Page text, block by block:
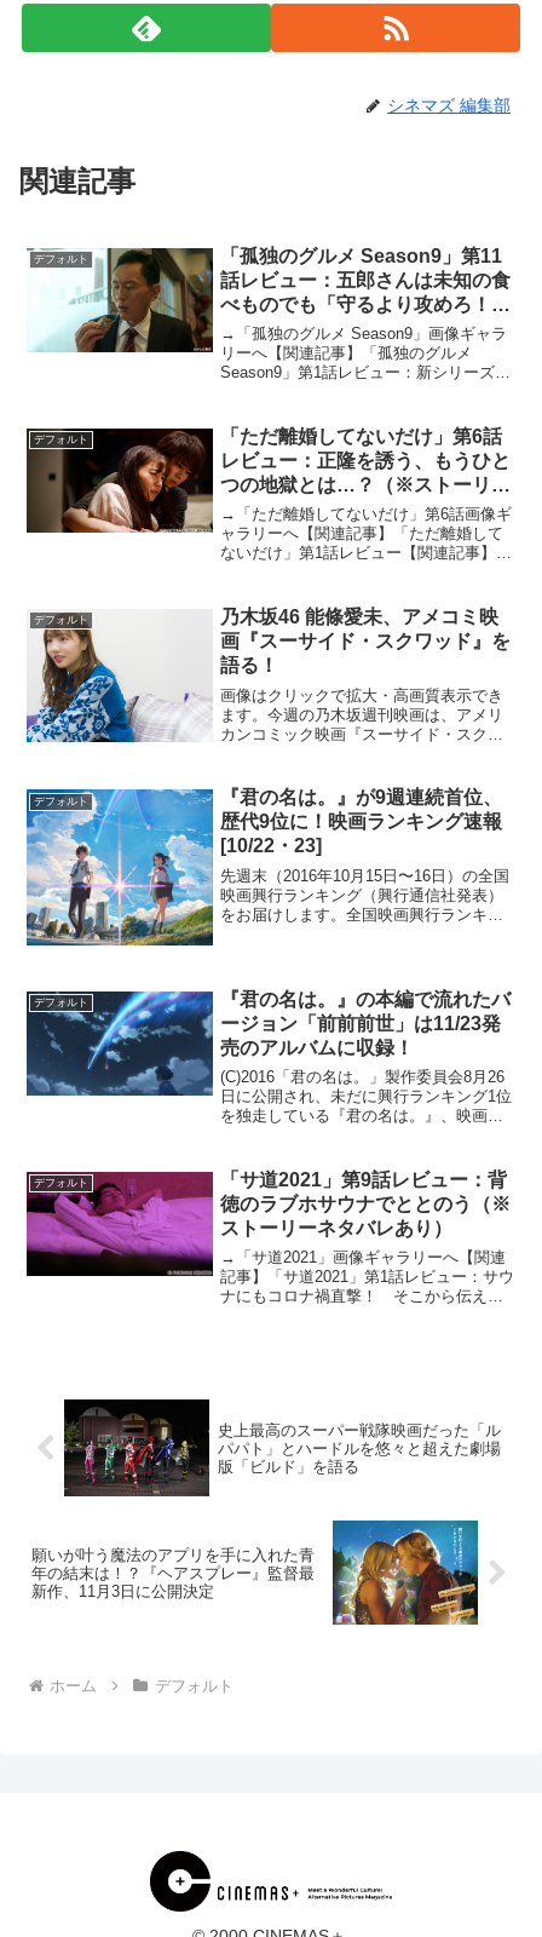
シネマズ 編集部
関連記事
デフォルト
「孤独のグルメ Season9」第11
話レビュー：五郎さんは未知の食
べものでも「守るより攻めろ！」
（※ストーリーネタバレあり）
→「孤独のグルメ Season9」画像ギャラ
リーへ【関連記事】「孤独のグルメ
Season9」第1話レビュー：新シリーズ開
ルメ Season9」第2話レビュー：まさか
の...
デフォルト
「ただ離婚してないだけ」第6話
レビュー：正隆を誘う、もうひと
つの地獄とは…？（※ストーリー
ネタバレあり）
→「ただ離婚してないだけ」第6話画像ギ
ャラリーへ【関連記事】「ただ離婚して
ないだけ」第1話レビュー【関連記事】
第3話レビュー【関連記事】「ただ離婚し
てないだけ」第4話...
デフォルト
乃木坂46 能條愛未、アメコミ映
画『スーサイド・スクワッド』を
語る！
画像はクリックで拡大・高画質表示でき
ます。今週の乃木坂週刊映画は、アメリ
カンコミック映画『スーサイド・スクワ
たのでしょうか。■前回までの記事・乃木
坂46 能條愛未、主演...
デフォルト
『君の名は。』が9週連続首位、
歴代9位に！映画ランキング速報
[10/22・23]
先週末（2016年10月15日〜16日）の全国
映画興行ランキング（興行通信社発表）
をお届けします。全国映画興行ランキン
トレ...
デフォルト
『君の名は。』の本編で流れたバ
ージョン「前前前世」は11/23発
売のアルバムに収録！
(C)2016「君の名は。」製作委員会8月26
日に公開され、未だに興行ランキング1位
を独走している『君の名は。』、映画内
ューアルバムへ収録されるとのことで
す！...
デフォルト
「サ道2021」第9話レビュー：背
徳のラブホサウナでととのう（※
ストーリーネタバレあり）
→「サ道2021」画像ギャラリーへ【関連
記事】「サ道2021」第1話レビュー：サウ
ナにもコロナ禍直撃！ そこから伝える
史上最高のスーパー戦隊映画だった「ル
パパト」とハードルを悠々と超えた劇場
版「ビルド」を語る
願いが叶う魔法のアプリを手に入れた青
年の結末は！？『ヘアスプレー』監督最
新作、11月3日に公開決定
ホーム デフォルト